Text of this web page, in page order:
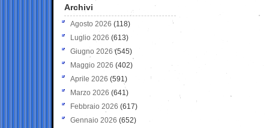
Archivi
Agosto 2026 (118)
Luglio 2026 (613)
Giugno 2026 (545)
Maggio 2026 (402)
Aprile 2026 (591)
Marzo 2026 (641)
Febbraio 2026 (617)
Gennaio 2026 (652)